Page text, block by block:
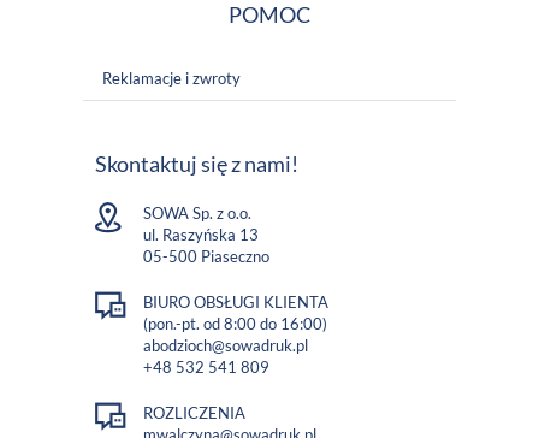
POMOC
Reklamacje i zwroty
Skontaktuj się z nami!
SOWA Sp. z o.o.
ul. Raszyńska 13
05-500 Piaseczno
BIURO OBSŁUGI KLIENTA
(pon.-pt. od 8:00 do 16:00)
abodzioch@sowadruk.pl
+48 532 541 809
ROZLICZENIA